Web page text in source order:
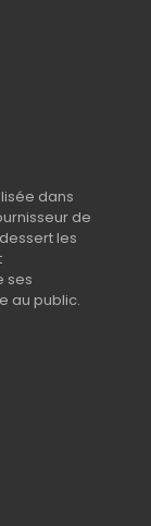
dans
de
les
ses
au public.